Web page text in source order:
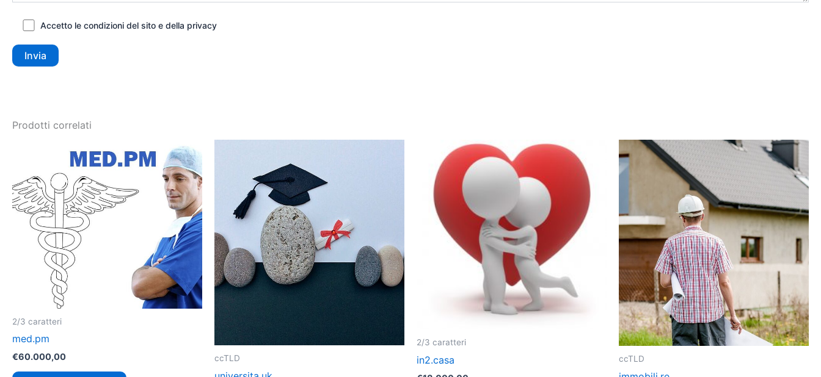
Accetto le condizioni del sito e della privacy
Prodotti correlati
2/3 caratteri
med.pm
€60.000,00 ccTLD
2/3 caratteri
in2.casa ccTLD